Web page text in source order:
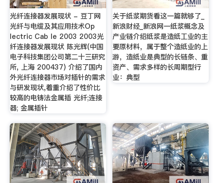
光纤连接器发展现状 - 豆丁网
光纤与电缆及其应用技术Op
lectric Cab le 2003 2003光
纤连接器发展现状 陈光辉(中国
电子科技集团公司第二十三研究
所, 上海 200437) 介绍了国内
外光纤连接器市场对插针的需求
与研发现状,着重介绍了性价比
较高的电铸法金属插 光纤;连接
器; 金属插针
关于纸浆期货看这一篇就够了_
新浪财经_新浪网一纸浆概念及
产业链介绍纸浆是造纸工业的主
要原材料，属于整个造纸业的上
游，造纸业是典型的长链条、重
资产、需求多样的长周期型行
业：典型